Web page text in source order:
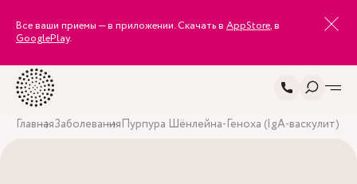
Все ваши приемы — в приложении. Скачать в AppStore, в
GooglePlay.
ГлавнаяЗаболеванияПурпура Шёнлейна-Геноха (IgA-васкулит)